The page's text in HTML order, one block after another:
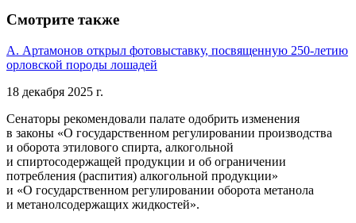
Смотрите также
А. Артамонов открыл фотовыставку, посвященную 250-летию
орловской породы лошадей
18 декабря 2025 г.
Сенаторы рекомендовали палате одобрить изменения
в законы «О государственном регулировании производства
и оборота этилового спирта, алкогольной
и спиртосодержащей продукции и об ограничении
потребления (распития) алкогольной продукции»
и «О государственном регулировании оборота метанола
и метанолсодержащих жидкостей».